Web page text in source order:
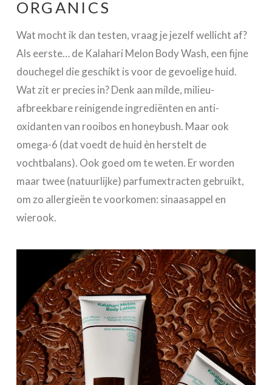
ORGANICS
Wat mocht ik dan testen, vraag je jezelf wellicht af?
Als eerste… de Kalahari Melon Body Wash, een fijne
douchegel die geschikt is voor de gevoelige huid.
Wat zit er precies in? Denk aan milde, milieu-
afbreekbare reinigende ingrediënten en anti-
oxidanten van rooibos en honeybush. Maar ook
omega-6 (dat voedt de huid èn herstelt de
vochtbalans). Ook goed om te weten. Er worden
maar twee (natuurlijke) parfumextracten gebruikt,
om zo allergieën te voorkomen: sinaasappel en
wierook.